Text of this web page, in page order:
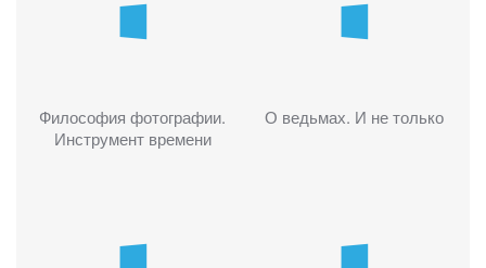
Философия фотографии.
Инструмент времени
О ведьмах. И не только